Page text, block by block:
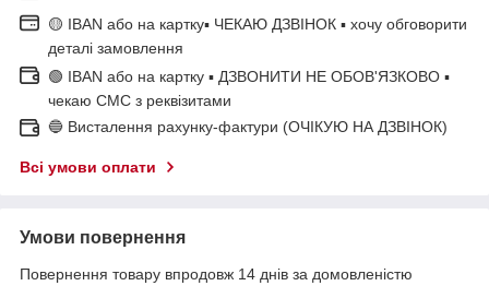
🟡 IBAN або на картку▪ ЧЕКАЮ ДЗВІНОК ▪ хочу обговорити
деталі замовлення
🟢 IBAN або на картку ▪ ДЗВОНИТИ НЕ ОБОВ'ЯЗКОВО ▪
чекаю СМС з реквізитами
🔵 Висталення рахунку-фактури (ОЧІКУЮ НА ДЗВІНОК)
Всі умови оплати
Умови повернення
Повернення товару впродовж 14 днів за домовленістю